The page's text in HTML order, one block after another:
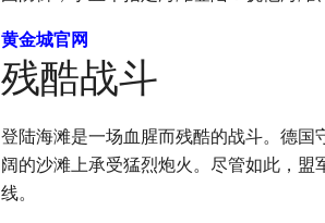
黄金城官网
残酷战斗
登陆海滩是一场血腥而残酷的战斗。德
阔的沙滩上承受猛烈炮火。尽管如此，
线。